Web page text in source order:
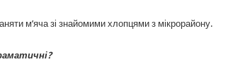
м’яча зі знайомими хлопцями з мікрорайону.